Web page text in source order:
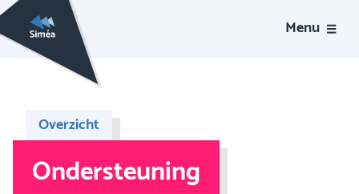
Menu
Overzicht
Ondersteuning